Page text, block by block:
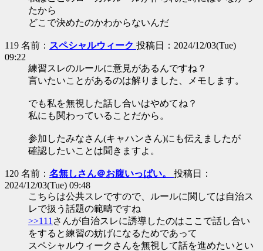
たから
どこで決めたのかわからないんだ
119 名前： スペシャルウィーク 投稿日：2024/12/03(Tue)
09:22
練習スレのルールに意見があるんですね？
言いたいことがあるのは解りました、メモします。
でも私を無視した話し合いはやめてね？
私にも関わっていることだから。
参加したみなさん(キャハンさん)にも伝えましたが
確認したいことは聞きますよ。
120 名前： 名無しさん＠お腹いっぱい。 投稿日：
2024/12/03(Tue) 09:48
こちらは公共スレですので、ルールに関しては自治ス
レで扱う話題の範疇ですね
>>111 さんが自治スレに誘導したのはここで話し合い
をすると練習の妨げになるためであって
スペシャルウィークさんを無視して話を進めたいとい